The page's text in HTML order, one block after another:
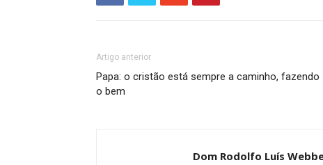
Artigo anterior
Papa: o cristão está sempre a caminho, fazendo
o bem
Dom Rodolfo Luís